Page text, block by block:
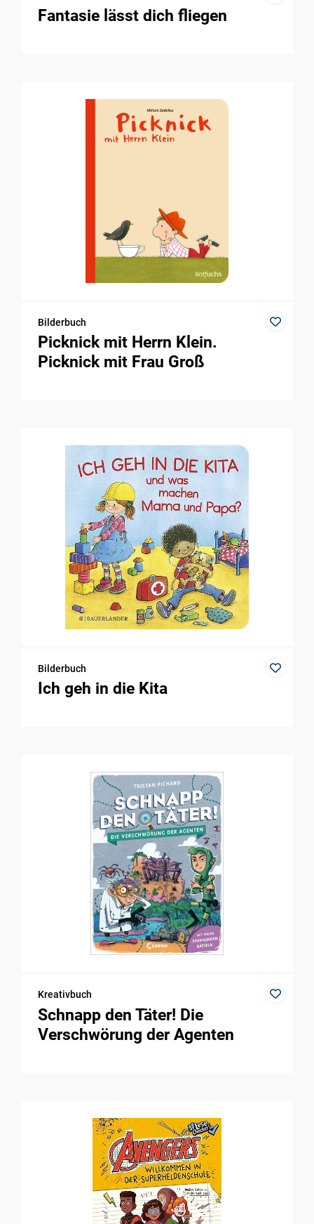
Fantasie lässt dich fliegen
Bilderbuch
Picknick mit Herrn Klein.
Picknick mit Frau Groß
Bilderbuch
Ich geh in die Kita
Kreativbuch
Schnapp den Täter! Die
Verschwörung der Agenten